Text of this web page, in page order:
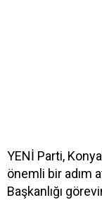
YENİ Parti,
önemli bir adım
Başkanlığı